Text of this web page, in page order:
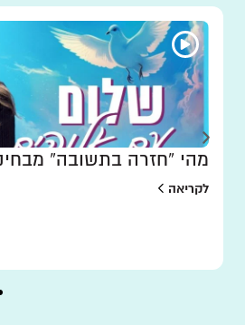
מהי “חזרה בתשובה”
לקריאה